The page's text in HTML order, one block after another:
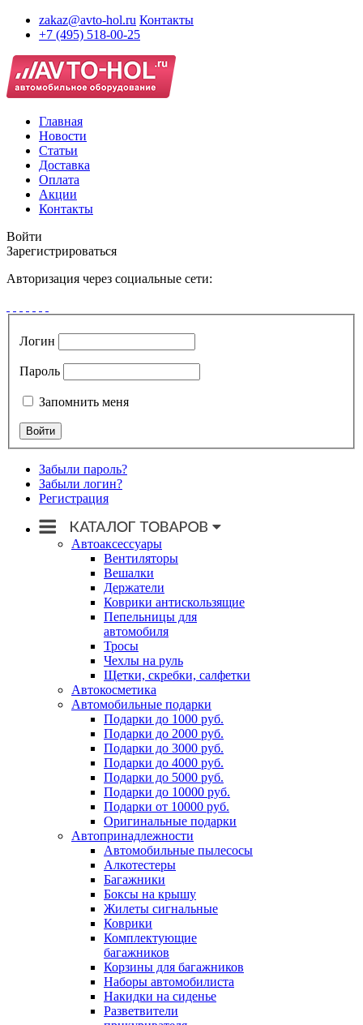
zakaz@avto-hol.ru Контакты
+7 (495) 518-00-25
Главная
Новости
Статьи
Доставка
Оплата
Акции
Контакты
Войти
Зарегистрироваться
Авторизация через социальные сети:
Логин
Пароль
Запомнить меня
Забыли пароль?
Забыли логин?
Регистрация
Автоаксессуары
Вентиляторы
Вешалки
Держатели
Коврики антискользящие
Пепельницы для
автомобиля
Тросы
Чехлы на руль
Щетки, скребки, салфетки
Автокосметика
Автомобильные подарки
Подарки до 1000 руб.
Подарки до 2000 руб.
Подарки до 3000 руб.
Подарки до 4000 руб.
Подарки до 5000 руб.
Подарки до 10000 руб.
Подарки от 10000 руб.
Оригинальные подарки
Автопринадлежности
Автомобильные пылесосы
Алкотестеры
Багажники
Боксы на крышу
Жилеты сигнальные
Коврики
Комплектующие
багажников
Корзины для багажников
Наборы автомобилиста
Накидки на сиденье
Разветвители